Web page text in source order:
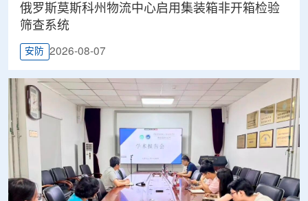
俄罗斯莫斯科州物流中心启用集装箱非开箱检验
筛查系统
安防 2026-08-07